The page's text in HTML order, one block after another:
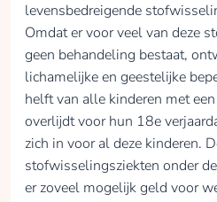
levensbedreigende
Omdat er voor veel van deze
geen behandeling bestaat,
lichamelijke en geestelijke
helft van alle kinderen met
overlijdt voor hun 18e
zich in voor al deze kinderen.
stofwisselingsziekten onder
er zoveel mogelijk geld voor